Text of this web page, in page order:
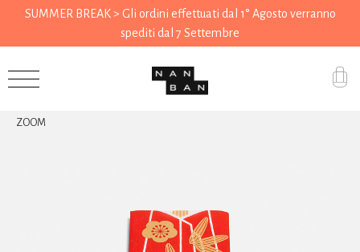
SUMMER BREAK > Gli ordini effettuati dal 1° Agosto verranno
spediti dal 7 Settembre
ZOOM